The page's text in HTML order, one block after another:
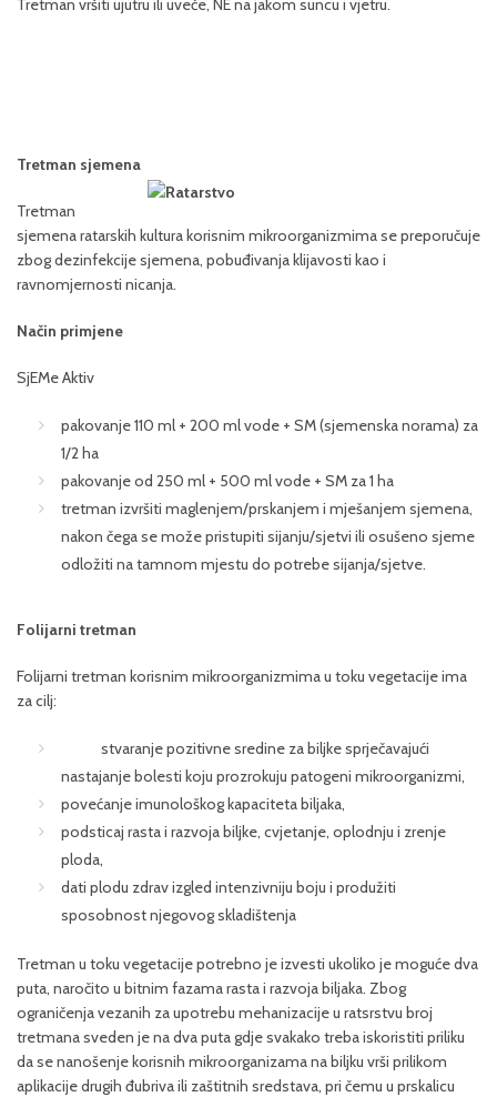
Tretman vršiti ujutru ili uveče, NE na jakom suncu i vjetru.
Tretman sjemena
Tretman
sjemena ratarskih kultura korisnim mikroorganizmima se preporučuje
zbog dezinfekcije sjemena, pobuđivanja klijavosti kao i
ravnomjernosti nicanja.
Način primjene
SjEMe Aktiv
pakovanje 110 ml + 200 ml vode + SM (sjemenska norama) za
1/2 ha
pakovanje od 250 ml + 500 ml vode + SM za 1 ha
tretman izvršiti maglenjem/prskanjem i mješanjem sjemena,
nakon čega se može pristupiti sijanju/sjetvi ili osušeno sjeme
odložiti na tamnom mjestu do potrebe sijanja/sjetve.
Folijarni tretman
Folijarni tretman korisnim mikroorganizmima u toku vegetacije ima
za cilj:
stvaranje pozitivne sredine za biljke sprječavajući
nastajanje bolesti koju prozrokuju patogeni mikroorganizmi,
povećanje imunološkog kapaciteta biljaka,
podsticaj rasta i razvoja biljke, cvjetanje, oplodnju i zrenje
ploda,
dati plodu zdrav izgled intenzivniju boju i produžiti
sposobnost njegovog skladištenja
Tretman u toku vegetacije potrebno je izvesti ukoliko je moguće dva
puta, naročito u bitnim fazama rasta i razvoja biljaka. Zbog
ograničenja vezanih za upotrebu mehanizacije u ratsrstvu broj
tretmana sveden je na dva puta gdje svakako treba iskoristiti priliku
da se nanošenje korisnih mikroorganizama na biljku vrši prilikom
aplikacije drugih đubriva ili zaštitnih sredstava, pri čemu u prskalicu